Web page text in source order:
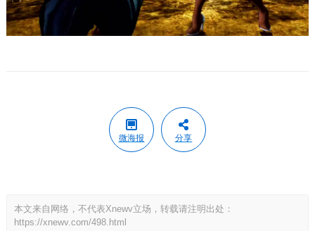
微海报 分享
本文来自网络，不代表Xnewv立场，转载请注明出处：
https://xnewv.com/498.html